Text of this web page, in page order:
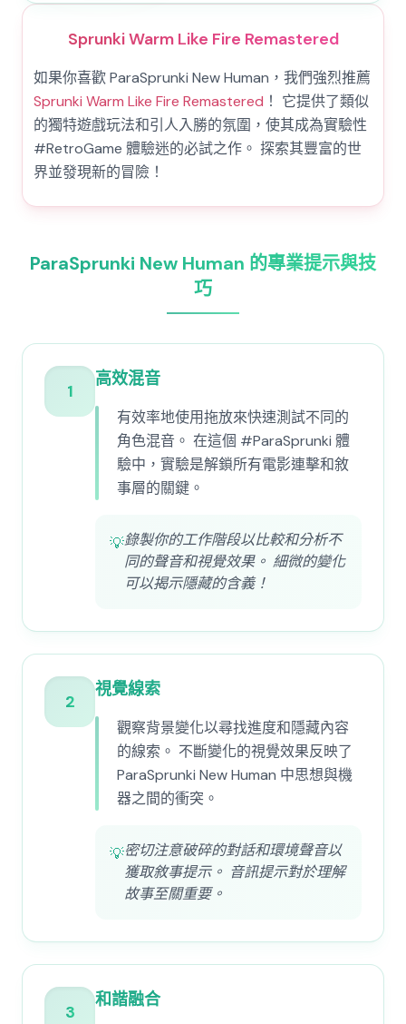
Sprunki Warm Like Fire Remastered
如果你喜歡 ParaSprunki New Human，我們強烈推薦
Sprunki Warm Like Fire Remastered ！ 它提供了類似
的獨特遊戲玩法和引人入勝的氛圍，使其成為實驗性
#RetroGame 體驗迷的必試之作。 探索其豐富的世
界並發現新的冒險！
ParaSprunki New Human 的專業提示與技
巧
1
高效混音
有效率地使用拖放來快速測試不同的
角色混音。 在這個 #ParaSprunki 體
驗中，實驗是解鎖所有電影連擊和敘
事層的關鍵。
💡錄製你的工作階段以比較和分析不
同的聲音和視覺效果。 細微的變化
可以揭示隱藏的含義！
2
視覺線索
觀察背景變化以尋找進度和隱藏內容
的線索。 不斷變化的視覺效果反映了
ParaSprunki New Human 中思想與機
器之間的衝突。
💡密切注意破碎的對話和環境聲音以
獲取敘事提示。 音訊提示對於理解
故事至關重要。
3
和諧融合